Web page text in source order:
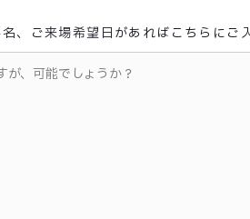
、ご来場希望日があればこちらにご